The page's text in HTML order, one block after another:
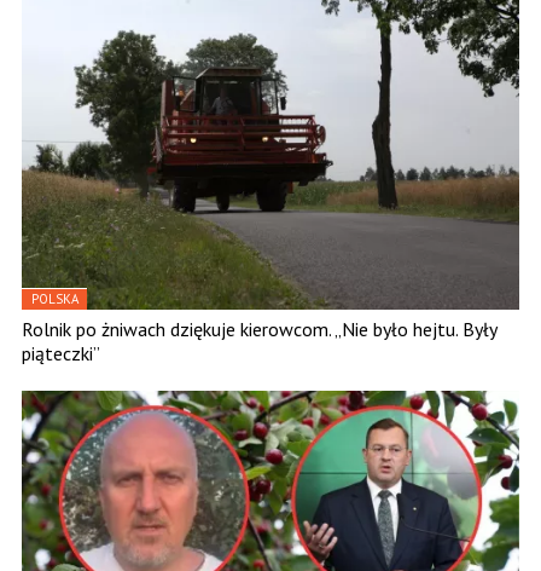
POLSKA
Rolnik po żniwach dziękuje kierowcom. „Nie było hejtu. Były
piąteczki”